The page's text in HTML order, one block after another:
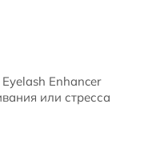
Enhancer
или стресса